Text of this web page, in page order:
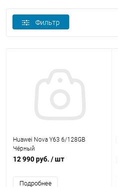
Фильтр
Huawei Nova Y63 6/128GB
Чёрный
12 990 руб. / шт
Подробнее